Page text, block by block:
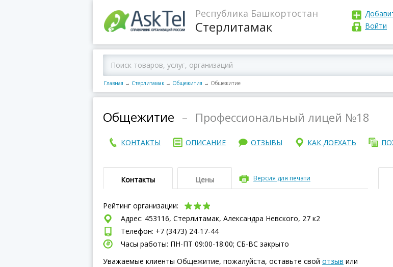
Республика Башкортостан
Стерлитамак
Войти
Главная → Стерлитамак → Общежития → Общежитие
Общежитие – Профессиональный лицей №18
КОНТАКТЫ ОПИСАНИЕ ОТЗЫВЫ КАК ДОЕХАТЬ
Контакты Цены Версия для печати
Рейтинг организации:
Адрес: 453116, Стерлитамак, Александра Невского, 27 к2
Телефон: +7 (3473) 24-17-44
Часы работы: ПН-ПТ 09:00-18:00; СБ-ВC закрыто
Уважаемые клиенты Общежитие, пожалуйста, оставьте свой отзыв или